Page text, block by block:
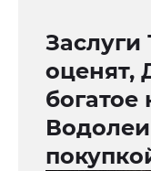
Заслуги
оценят,
богатое
Водолеи